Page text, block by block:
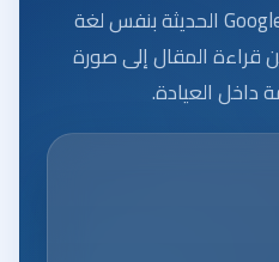
نعرض هنا عيّنة من تقييمات Google الحديثة بنفس لغة
قراءة المقال إلى صورة
داخل العيادة.